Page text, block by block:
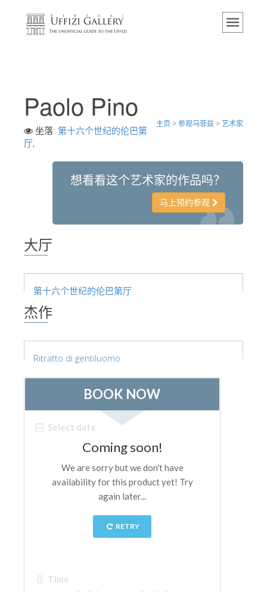
主页
活动 & 展览
游客的评论
参观乌菲兹
巴杰罗美术馆
学院美术馆
巴拉丁画廊
美第奇教堂
圣马可博物馆
考古学博物馆
宝石加工博物馆
伽利略博物馆
Boboli Gardens
The Arnolfo\'s tower
Paolo Pino
主页 >参观乌菲兹 >艺术家
坐落: 第十六个世纪的伦巴第
厅,
想看看这个艺术家的作品吗？
马上预约参观
大厅
第十六个世纪的伦巴第厅
杰作
Ritratto di gentiluomo